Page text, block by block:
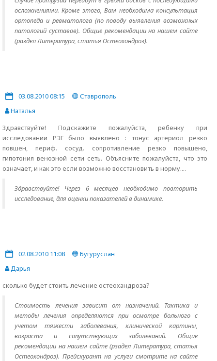
осложнениями. Кроме этого, Вам необходима консультация
ортопеда и ревматолога (по поводу выявления возможных
патологий суставов). Общие рекомендации на нашем сайте
(раздел Литература, статья Остеохондроз).
03.08.2010 08:15
Ставрополь
Наталья
Здравствуйте! Подскажите пожалуйста, ребенку при
исследовании РЭГ было выявлено : тонус артериол резко
повшен, периф. сосуд. сопротивление резко повышено,
гипотония венозной сети сеть. Объясните пожалуйста, что это
означает, и как это если возможно восстановить в норму....
Здравствуйте! Через 6 месяцев необходимо повторить
исследование, для оценки показателей в динамике.
02.08.2010 11:08
Бугуруслан
Дарья
сколько будет стоить лечение остеохандроза?
Стоимость лечения зависит от назначений. Тактика и
методы лечения определяются при осмотре больного с
учетом тяжести заболевания, клинической картины,
возраста и сопутствующих заболеваний. Общие
рекомендации на нашем сайте (рзадел Литература, статья
Остеохондроз). Прейскурант на услуги смотрите на сайте